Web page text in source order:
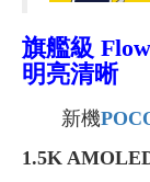
旗艦級
明亮清晰
新機
1.5K